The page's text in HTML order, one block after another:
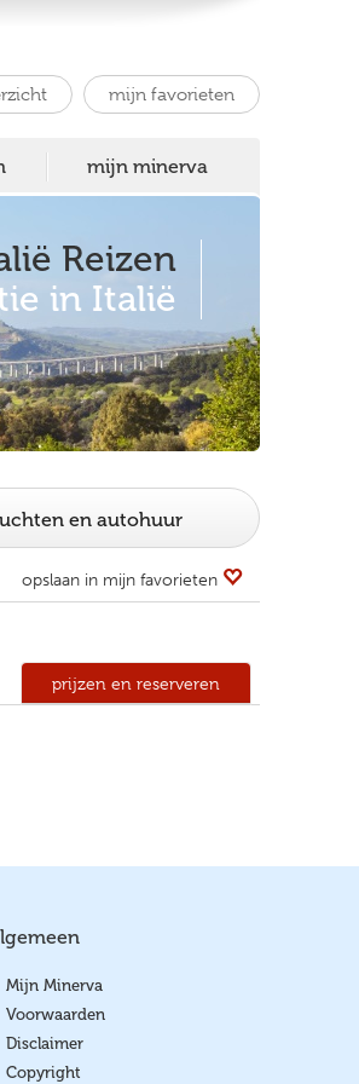
mijn favorieten
mijn minerva
Reizen
in Italië
en autohuur
opslaan in mijn favorieten
prijzen en reserveren
Mijn Minerva
Voorwaarden
Disclaimer
Copyright